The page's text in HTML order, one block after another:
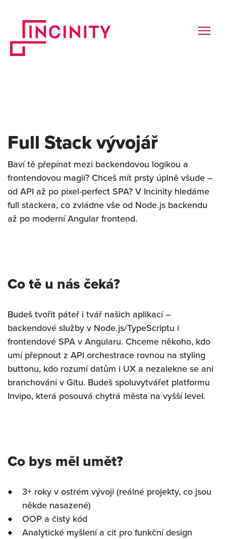
Full Stack vývojář
Baví tě přepínat mezi backendovou logikou a
frontendovou magií? Chceš mít prsty úplně všude –
od API až po pixel-perfect SPA? V Incinity hledáme
full stackera, co zvládne vše od Node.js backendu
až po moderní Angular frontend.
Co tě u nás čeká?
Budeš tvořit páteř i tvář našich aplikací –
backendové služby v Node.js/TypeScriptu i
frontendové SPA v Angularu. Chceme někoho, kdo
umí přepnout z API orchestrace rovnou na styling
buttonu, kdo rozumí datům i UX a nezalekne se ani
branchování v Gitu. Budeš spoluvytvářet platformu
Invipo, která posouvá chytrá města na vyšší level.
Co bys měl umět?
3+ roky v ostrém vývoji (reálné projekty, co jsou
někde nasazené)
OOP a čistý kód
Analytické myšlení a cit pro funkční design